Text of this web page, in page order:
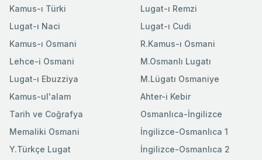
Kamus-ı Türki
Lugat-ı Naci
Kamus-ı Osmani
Lehce-i Osmani
Lugat-ı Ebuzziya
Lugat-ı Remzi
Lugat-ı Cudi
R.Kamus-ı Osmani
M.Osmanlı Lugatı
M.Lügatı Osmaniye
Kamus-ul'alam
Tarih ve Coğrafya
Memaliki Osmani
Y.Türkçe Lugat
Ahter-i Kebir
Osmanlıca-İngilizce
İngilizce-Osmanlıca 1
İngilizce-Osmanlıca 2